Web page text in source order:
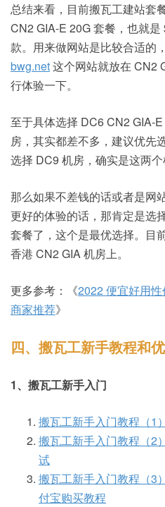
总结来看，目前搬瓦工建站套
CN2 GIA-E 20G 套餐，也就
款。用来做网站是比较合适的
bwg.net这个网站就放在 CN2
行体验一下。
至于具体选择 DC6 CN2 GIA-
房，其实都差不多，建议优先
选择 DC9 机房，确实是这两个
那么如果不差钱的话或者是网
更好的体验的话，那肯定是选
套餐了，这个是最优选择。目
香港 CN2 GIA 机房上。
更多参考：《2022 便宜好用
商家推荐》
四、搬瓦工新手教程和
1、搬瓦工新手入门
搬瓦工新手入门教程（1
搬瓦工新手入门教程（2
试
搬瓦工新手入门教程（3
付宝购买教程